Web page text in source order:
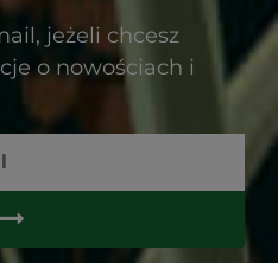
jeżeli chcesz
o nowościach i